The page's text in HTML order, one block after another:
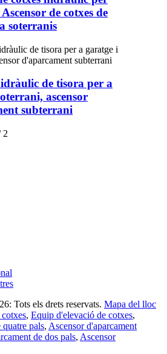
de cotxes de
soterranis
de tisora ​​per a
ascensor
subterrani
2
Tots els drets reservats. Mapa del lloc
, Equip d'elevació de cotxes,
quatre pals, Ascensor d'aparcament
de dos pals, Ascensor